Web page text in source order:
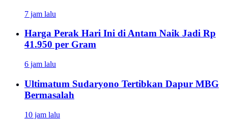
7 jam lalu
Harga Perak Hari Ini di Antam Naik Jadi Rp
41.950 per Gram
6 jam lalu
Ultimatum Sudaryono Tertibkan Dapur MBG
Bermasalah
10 jam lalu